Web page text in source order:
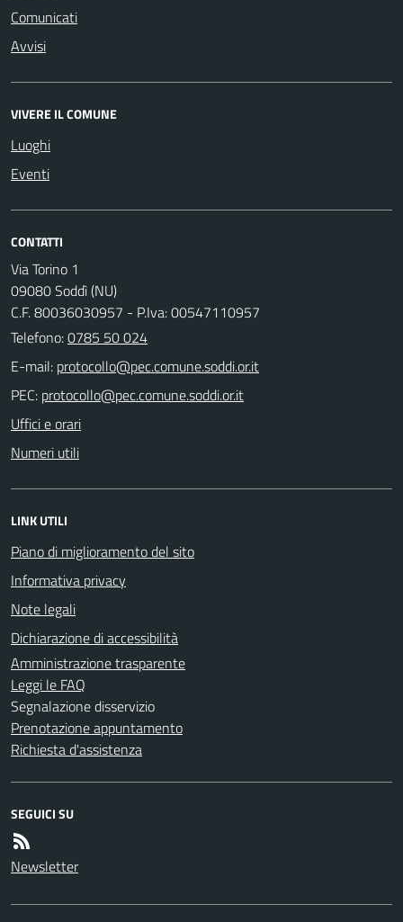
Comunicati
Avvisi
VIVERE IL COMUNE
Luoghi
Eventi
CONTATTI
Via Torino 1
09080 Soddì (NU)
C.F. 80036030957 - P.Iva: 00547110957
Telefono:0785 50 024
E-mail:
PEC:
Uffici e orari
Numeri utili
LINK UTILI
Piano di miglioramento del sito
Informativa privacy
Note legali
Dichiarazione di accessibilità
Amministrazione trasparente
Leggi le FAQ
Segnalazione disservizio
Prenotazione appuntamento
Richiesta d'assistenza
SEGUICI SU
Newsletter